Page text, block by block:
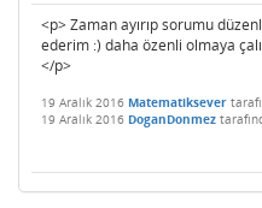
<p> Zaman ayırıp sorumu
ederim :) daha özenli olmaya
</p>
19 Aralık 2016 Matematiksever
19 Aralık 2016 DoganDonmez